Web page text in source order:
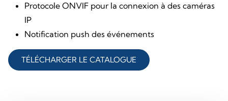
Protocole ONVIF pour la connexion à des caméras
IP
Notification push des événements
TÉLÉCHARGER LE CATALOGUE